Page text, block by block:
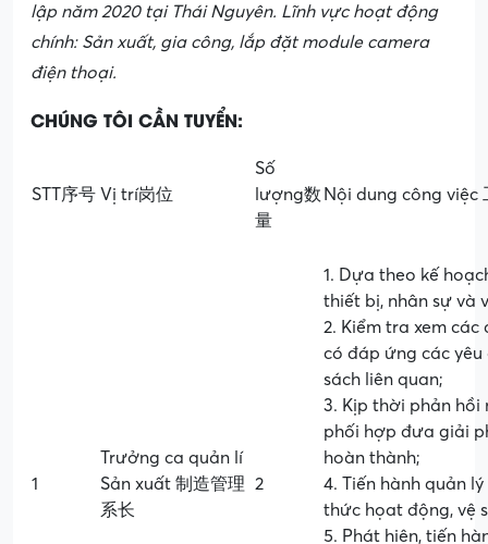
lập năm 2020 tại Thái Nguyên. Lĩnh vực hoạt động
chính: Sản xuất, gia công, lắp đặt module camera
điện thoại.
CHÚNG TÔI CẦN TUYỂN:
STT序号 Vị trí岗位
Số
lượng数
量
Nội dung công việc
1
Trưởng ca quản lí
Sản xuất 制造管理
系长
2
1. Dựa theo kế
thiết bị, nhân sự và
2. Kiểm tra xem
có đáp ứng các yêu
sách liên quan;
3. Kịp thời phản hồi
phối hợp đưa giải
hoàn thành;
4. Tiến hành quản
thức họat động, vệ
5. Phát hiện, tiến